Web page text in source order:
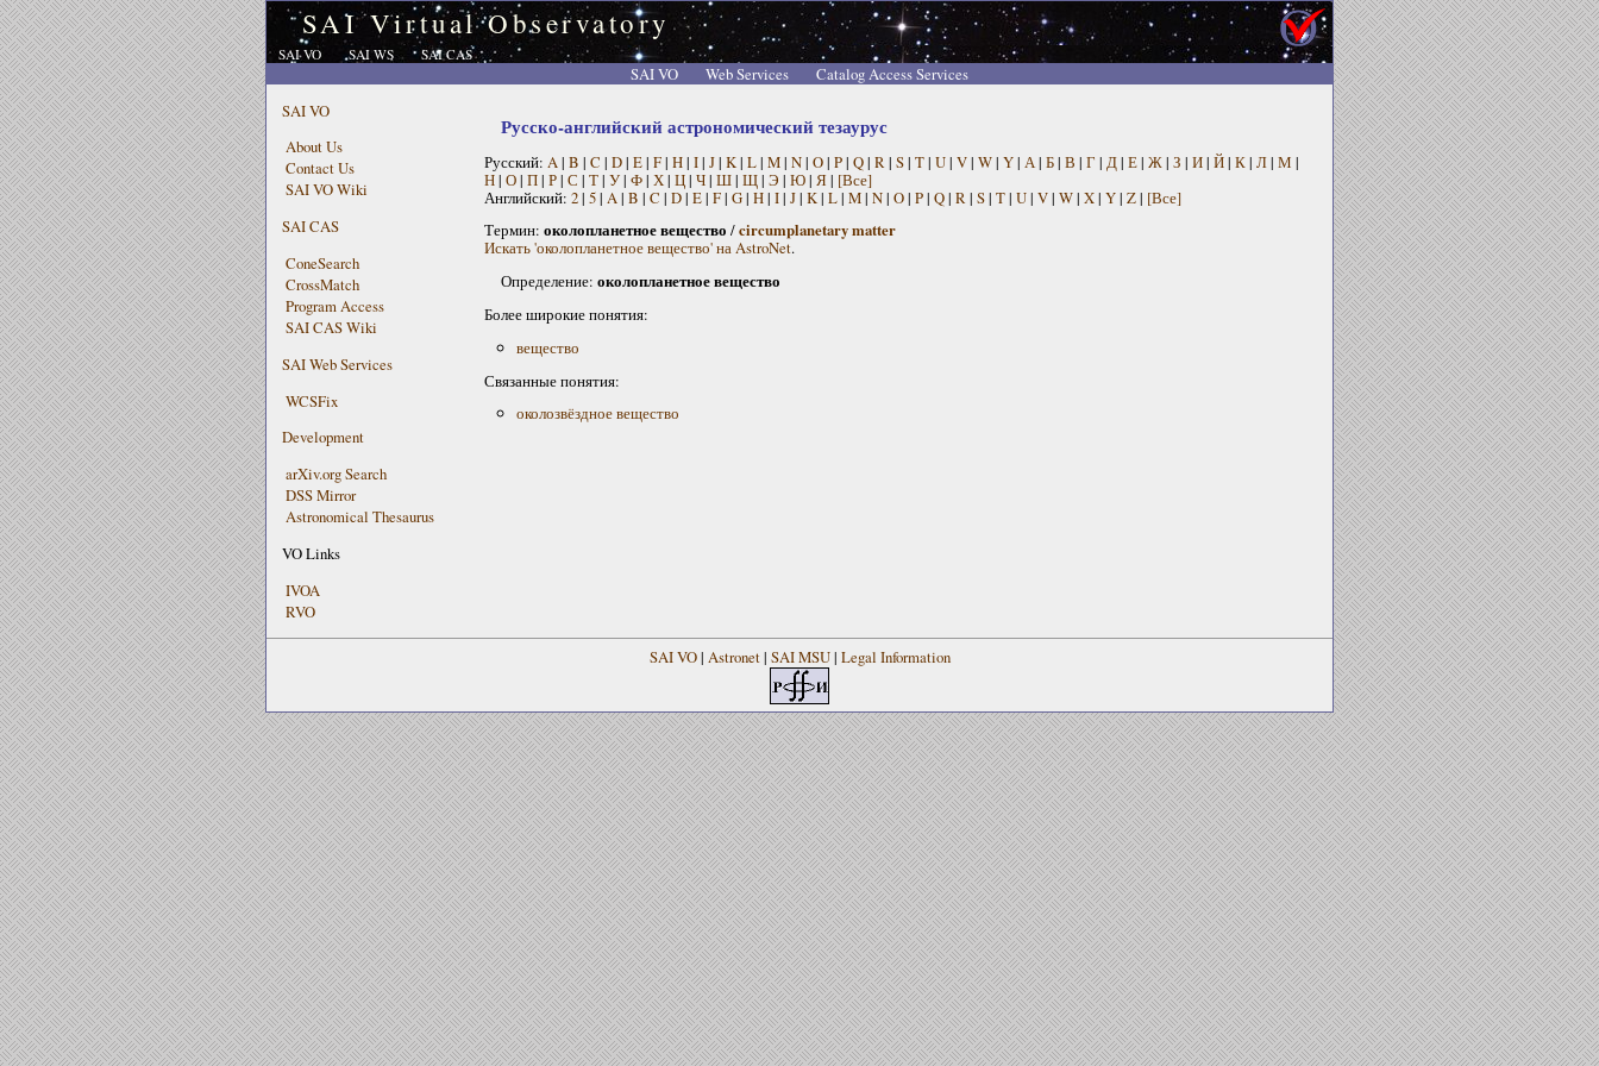
SAI Virtual Observatory
SAI VO SAI WS SAI CAS
SAI VO Web Services
Catalog Access Services
SAI VO
About Us
Contact Us
SAI VO Wiki
SAI CAS
ConeSearch
CrossMatch
Program Access
SAI CAS Wiki
SAI Web Services
WCSFix
Development
arXiv.org Search
DSS Mirror
Astronomical Thesaurus
VO Links
IVOA
RVO
Русско-английский астрономический тезаурус
Русский: A | B | C | D| E| F| H| I| J| K| L| M| N| O| P| Q| R | S| T| U| V| W| Y| А | Б| В | Г | Д| Е| Ж| З | И| Й| К| Л| М |
Н| О| П| Р| С | Т| У| Ф| Х| Ц| Ч| Ш| Щ| Э | Ю| Я| [Все]
Английский: 2| 5| A | B | C | D| E| F| G| H| I| J| K| L| M| N| O| P| Q| R | S| T| U| V| W| X| Y| Z| [Все]
Термин: околопланетное вещество /circumplanetary matter
Искать 'околопланетное вещество' на AstroNet.
Определение: околопланетное вещество
Более широкие понятия:
вещество
Связанные понятия:
околозвёздное вещество
SAI VO| Astronet| SAI MSU| Legal Information